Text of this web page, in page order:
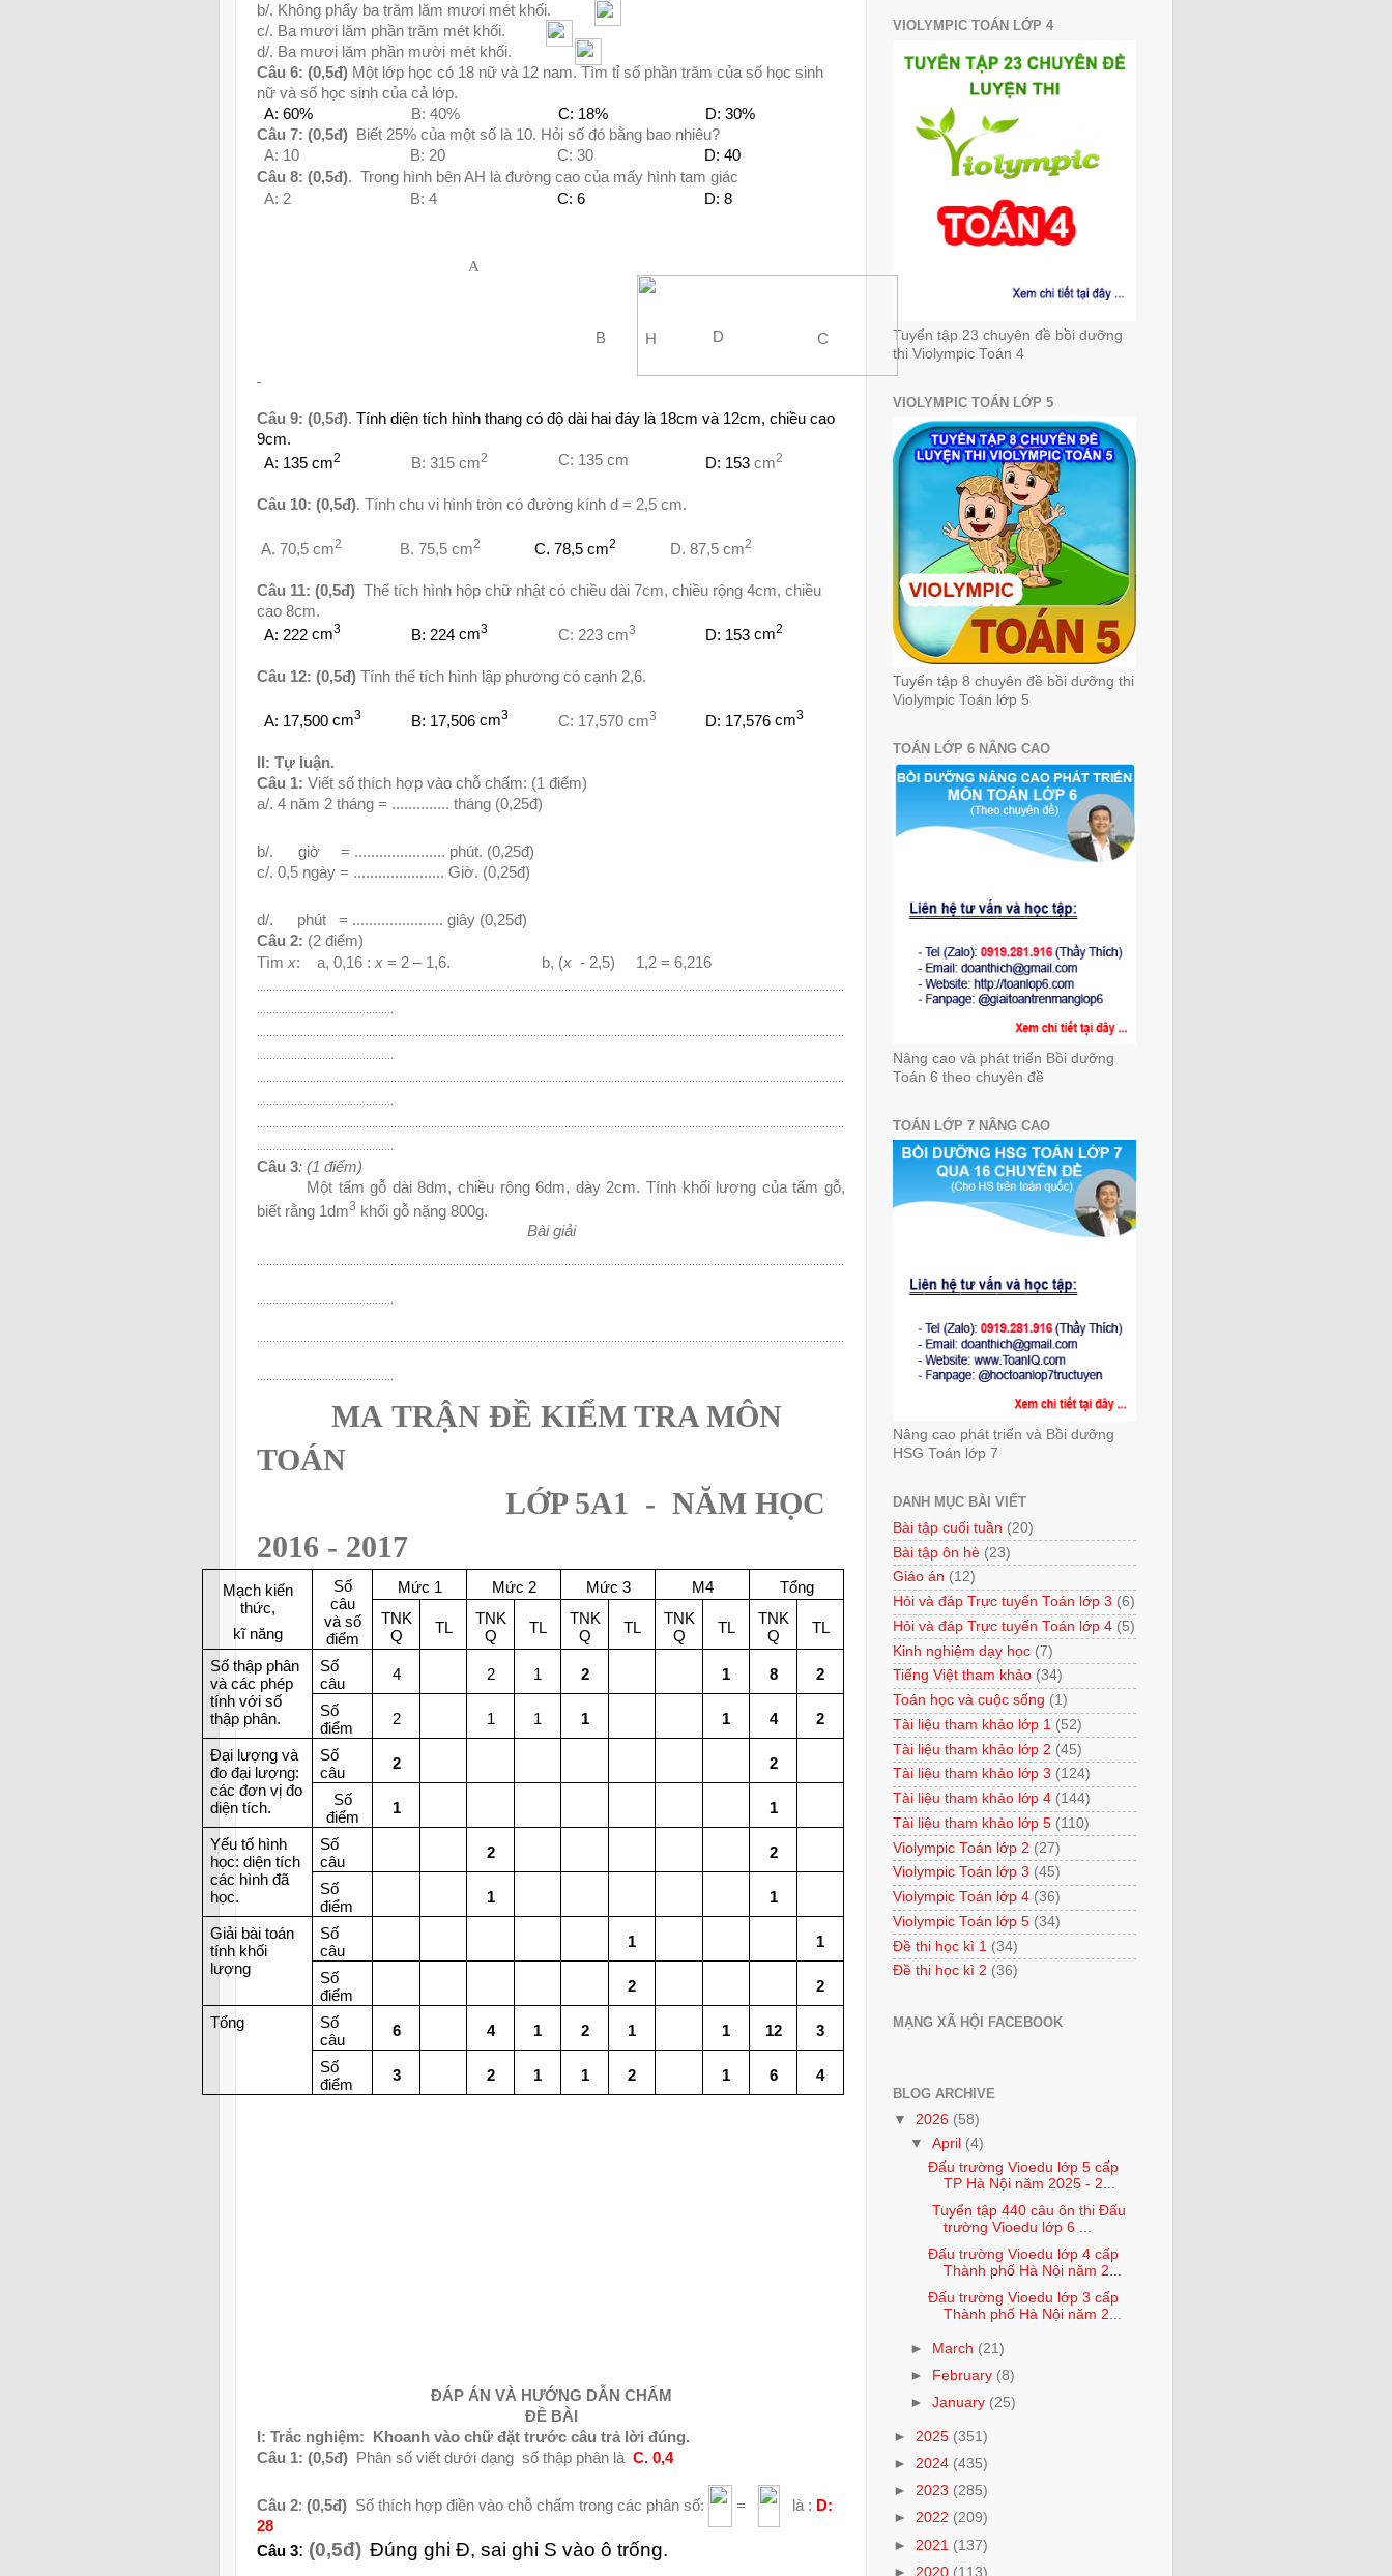
b/. Không phẩy ba trăm lăm mươi mét khối.
c/. Ba mươi lăm phần trăm mét khối.
d/. Ba mươi lăm phần mười mét khối.
Câu 6: (0,5đ) Một lớp học có 18 nữ và 12 nam. Tìm tỉ số phần trăm của số học sinh
nữ và số học sinh của cả lớp.
A: 60%
B: 40% C: 18%
D: 30%
Câu 7: (0,5đ) Biết 25% của một số là 10. Hỏi số đó bằng bao nhiêu?
A: 10
B: 20 C: 30
D: 40
Câu 8: (0,5đ). Trong hình bên AH là đường cao của mấy hình tam giác
A: 2
B: 4 C: 6 D: 8
A
D
B H C
Câu 9: (0,5đ). Tính diện tích hình thang có độ dài hai đáy là 18cm và 12cm, chiều cao
9cm.
A: 135 cm2 B: 315 cm2 C: 135 cm D: 153 cm2
Câu 10: (0,5đ). Tính chu vi hình tròn có đường kính d = 2,5 cm.
A. 70,5 cm2 B. 75,5 cm2 C. 78,5 cm2 D. 87,5 cm2
Câu 11: (0,5đ) Thể tích hình hộp chữ nhật có chiều dài 7cm, chiều rộng 4cm, chiều
cao 8cm.
A: 222 cm3 B: 224 cm3 C: 223 cm3 D: 153 cm2
Câu 12: (0,5đ) Tính thể tích hình lập phương có cạnh 2,6.
A: 17,500 cm3 B: 17,506 cm3 C: 17,570 cm3 D: 17,576 cm3
II: Tự luận.
Câu 1: Viết số thích hợp vào chỗ chấm: (1 điểm)
a/. 4 năm 2 tháng = .............. tháng (0,25đ)
b/. giờ
= ...................... phút. (0,25đ)
c/. 0,5 ngày = ...................... Giờ. (0,25đ)
d/. phút
= ...................... giây (0,25đ)
Câu 2: (2 điểm)
Tìm x: a, 0,16 : x = 2 – 1,6. b, (x - 2,5) 1,2 = 6,216
Câu 3: (1 điểm)
Một tấm gỗ dài 8dm, chiều rộng 6dm, dày 2cm. Tính khối lượng của tấm gỗ,
biết rằng 1dm3 khối gỗ nặng 800g.
Bài giải
.............................................................................................................................................................................................
............................................
.............................................................................................................................................................................................
............................................
MA TRẬN ĐỀ KIỂM TRA MÔN
TOÁN
LỚP 5A1 - NĂM HỌC
2016 - 2017
Mạch kiến
thức,
kĩ năng
Số
câu
và số
điểm
Mức 1 Mức 2 Mức 3 M4
Tổng
TNK
Q
TL
TNK
Q
TL
TNK
Q
TL
TNK
Q
TL
TNK
Q
TL
Số thập phân
và các phép
tính với số
thập phân.
Số
câu
4 2 1 2 1 8 2
Số
điểm
2 1 1 1 1 4 2
Đại lượng và
đo đại lượng:
các đơn vị đo
diện tích.
Số
câu
2 2
Số
điểm
1 1
Yếu tố hình
học: diện tích
các hình đã
học.
Số
câu
2 2
Số
điểm
1 1
Giải bài toán
tính khối
lượng
Số
câu
1 1
Số
điểm
2 2
Tổng
Số
câu
6 4 1 2 1 1 12 3
Số
điểm
3 2 1 1 2 1 6 4
ĐÁPÁN VÀ HƯỚNG DẪN CHẤM
ĐỀ BÀI
I: Trắc nghiệm:
Khoanh vào chữ đặt trước câu trả lời đúng.
Câu 1: (0,5đ) Phân số viết dưới dạng số thập phân là C. 0,4
Câu 2: (0,5đ) Số thích hợp điền vào chỗ chấm trong các phân số: = là : D:
28
Câu 3: (0,5đ) Đúng ghi Đ, sai ghi S vào ô trống.
VIOLYMPIC TOÁN LỚP 4
Tuyển tập 23 chuyên đề bồi dưỡng
thi Violympic Toán 4
VIOLYMPIC TOÁN LỚP 5
Tuyển tập 8 chuyên đề bồi dưỡng thi
Violympic Toán lớp 5
TOÁN LỚP 6 NÂNG CAO
Nâng cao và phát triển Bồi dưỡng
Toán 6 theo chuyên đề
TOÁN LỚP 7 NÂNG CAO
Nâng cao phát triển và Bồi dưỡng
HSG Toán lớp 7
DANH MỤC BÀI VIẾT
Bài tập cuối tuần (20)
Bài tập ôn hè (23)
Giáo án (12)
Hỏi và đáp Trực tuyến Toán lớp 3 (6)
Hỏi và đáp Trực tuyến Toán lớp 4 (5)
Kinh nghiệm dạy học (7)
Tiếng Việt tham khảo (34)
Toán học và cuộc sống (1)
Tài liệu tham khảo lớp 1 (52)
Tài liệu tham khảo lớp 2 (45)
Tài liệu tham khảo lớp 3 (124)
Tài liệu tham khảo lớp 4 (144)
Tài liệu tham khảo lớp 5 (110)
Violympic Toán lớp 2 (27)
Violympic Toán lớp 3 (45)
Violympic Toán lớp 4 (36)
Violympic Toán lớp 5 (34)
Đề thi học kì 1 (34)
Đề thi học kì 2 (36)
MẠNG XÃ HỘI FACEBOOK
BLOG ARCHIVE
▼ 2026 (58)
▼April (4)
Đấu trường Vioedu lớp 5 cấp
TP Hà Nội năm 2025 - 2...
Tuyển tập 440 câu ôn thi Đấu
trường Vioedu lớp 6 ...
Đấu trường Vioedu lớp 4 cấp
Thành phố Hà Nội năm 2...
Đấu trường Vioedu lớp 3 cấp
Thành phố Hà Nội năm 2...
► March (21)
►
February (8)
►January (25)
► 2025 (351)
► 2024 (435)
► 2023 (285)
► 2022 (209)
► 2021 (137)
► 2020 (113)